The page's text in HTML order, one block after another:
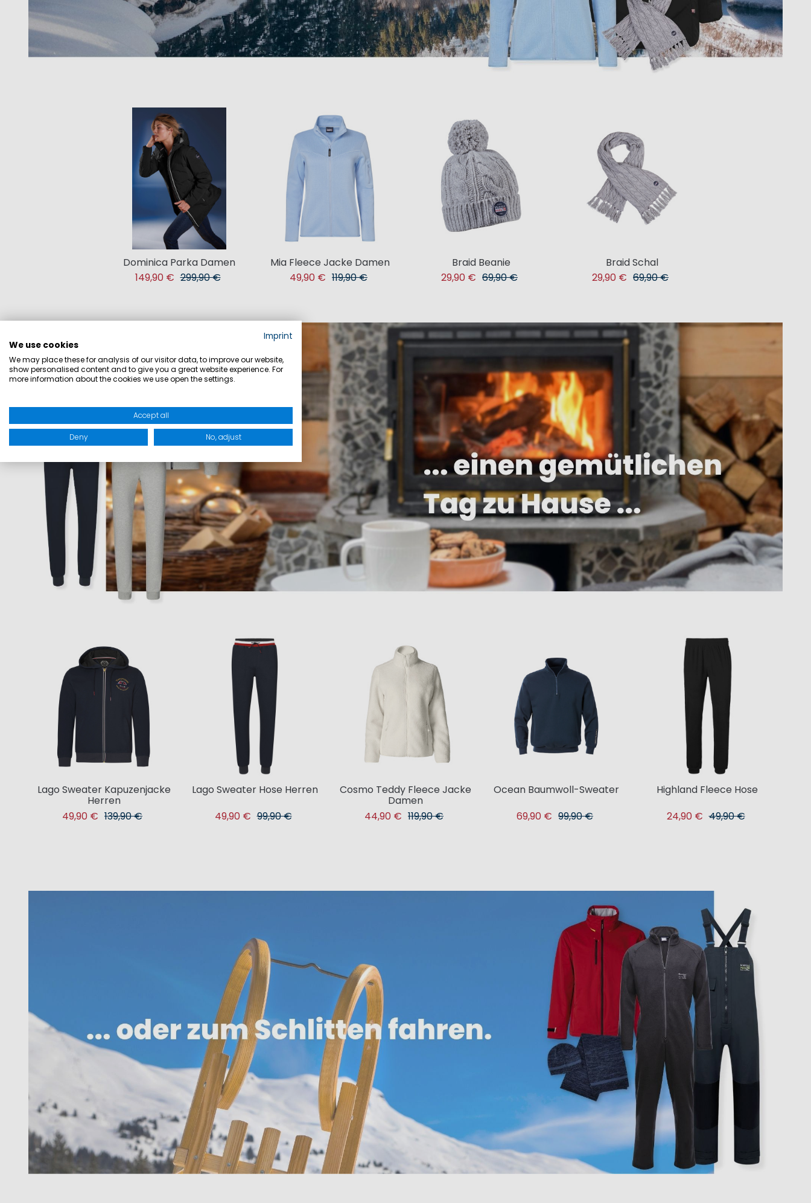
Dominica Parka Damen
149,90 € 299,90 €
Mia Fleece Jacke Damen
49,90 € 119,90 €
Braid Beanie
29,90 € 69,90 €
Braid Schal
29,90 € 69,90 €
Lago Sweater Kapuzenjacke
Herren
49,90 € 139,90 €
Lago Sweater Hose Herren
49,90 € 99,90 €
Cosmo Teddy Fleece Jacke
Damen
44,90 € 119,90 €
Ocean Baumwoll-Sweater
69,90 € 99,90 €
Highland Fleece Hose
24,90 € 49,90 €
Imprint
We use cookies
We may place these for analysis of our visitor data, to improve our website,
show personalised content and to give you a great website experience. For
more information about the cookies we use open the settings.
Accept all
Deny No, adjust